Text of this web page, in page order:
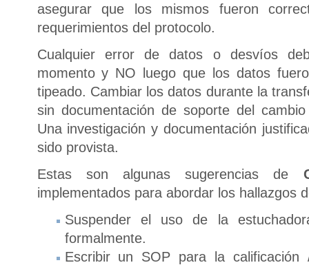
asegurar que los mismos fueron
requerimientos del protocolo.
Cualquier error de datos o desvíos
momento y NO luego que los datos
tipeado. Cambiar los datos durante la
sin documentación de soporte del
Una investigación y documentación
sido provista.
Estas son algunas sugerencias de
implementados para abordar los hallazgos
Suspender el uso de la
formalmente.
Escribir un SOP para la